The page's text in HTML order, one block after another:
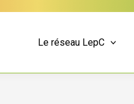
Le réseau LepC